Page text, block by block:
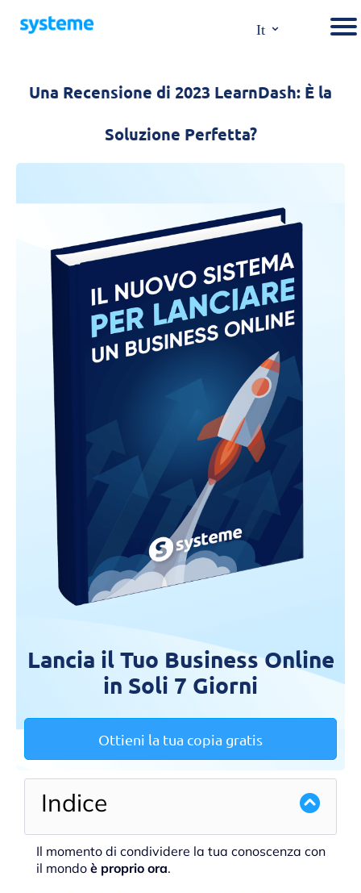
It ⌄
Una Recensione di 2023 LearnDash: È la
Soluzione Perfetta?
Lancia il Tuo Business Online
in Soli 7 Giorni
Ottieni la tua copia gratis
Indice
Il momento di condividere la tua conoscenza con
il mondo è proprio ora.